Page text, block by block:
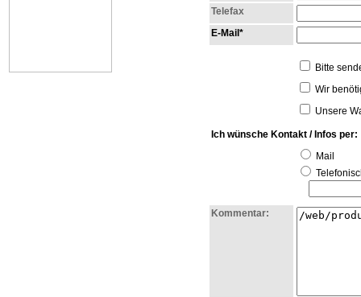
Telefax
E-Mail*
Bitte
Wir
Unsere
Ich wünsche Kontakt / Infos per:
Mail
Kommentar: